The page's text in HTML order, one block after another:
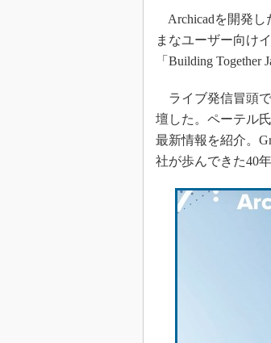
Archicadを開発し
まなユーザー向け
「Building Together
ライブ発信冒頭
壇した。ペーテル
最新情報を紹介。
社が歩んできた40